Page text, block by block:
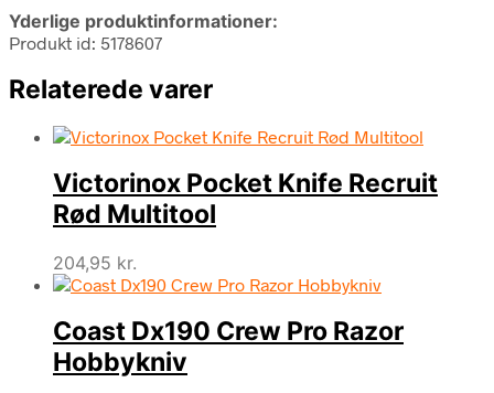
Yderlige produktinformationer:
Produkt id: 5178607
Relaterede varer
Victorinox Pocket Knife Recruit
Rød Multitool
204,95 kr.
Coast Dx190 Crew Pro Razor
Hobbykniv